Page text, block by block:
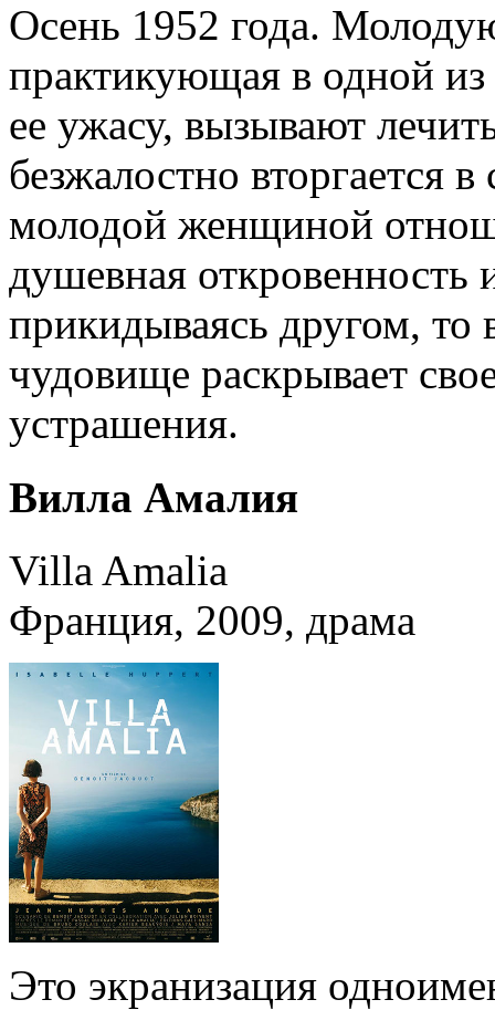
Осень 1952 года.
практикующая в одной
ее ужасу, вызывают
безжалостно вторгается
молодой женщиной
душевная откровенность
прикидываясь другом, то
чудовище раскрывает
устрашения.
Вилла Амалия
Villa Amalia
Франция, 2009, драма
Это экранизация